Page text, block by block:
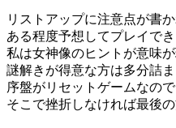
リストアップに注意点が書
ある程度予想してプレイでき
私は女神像のヒントが意味
謎解きが得意な方は多分詰
序盤がリセットゲームなの
そこで挫折しなければ最後